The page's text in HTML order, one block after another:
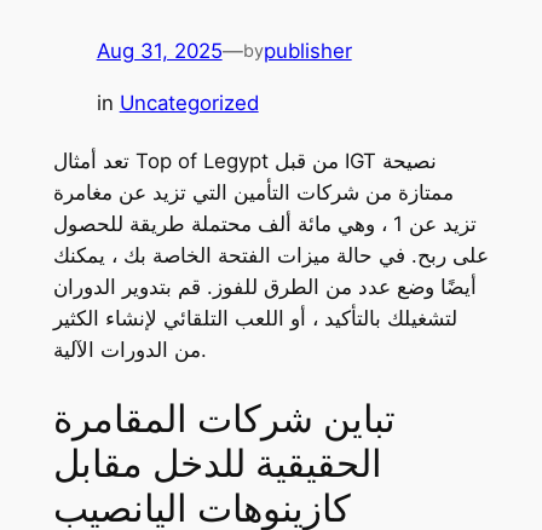
Aug 31, 2025—bypublisher
in Uncategorized
تعد أمثال Top of Legypt من قبل IGT نصيحة
ممتازة من شركات التأمين التي تزيد عن مغامرة
تزيد عن 1 ، وهي مائة ألف محتملة طريقة للحصول
على ربح. في حالة ميزات الفتحة الخاصة بك ، يمكنك
أيضًا وضع عدد من الطرق للفوز. قم بتدوير الدوران
لتشغيلك بالتأكيد ، أو اللعب التلقائي لإنشاء الكثير
من الدورات الآلية.
تباين شركات المقامرة
الحقيقية للدخل مقابل
كازينوهات اليانصيب